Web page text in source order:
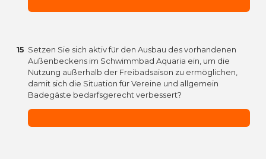
15 Setzen Sie sich aktiv für den Ausbau des vorhandenen
Außenbeckens im Schwimmbad Aquaria ein, um die
Nutzung außerhalb der Freibadsaison zu ermöglichen,
damit sich die Situation für Vereine und allgemein
Badegäste bedarfsgerecht verbessert?